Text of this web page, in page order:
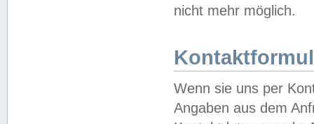
nicht mehr möglich.
Wenn sie uns per
Angaben aus dem